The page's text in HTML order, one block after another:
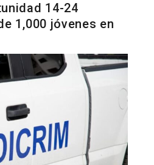
14-24
1,000 jóvenes en